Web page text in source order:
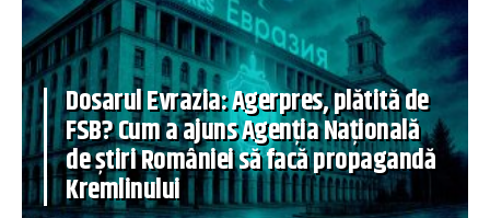
Dosarul Evrazia: Agerpres, plătită de
FSB? Cum a ajuns Agenția Națională
de știri României să facă propagandă
Kremlinului